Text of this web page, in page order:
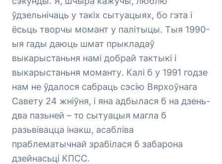
ўдзельнічаць у такіх сытуацыях, бо гэта і
ёсьць творчы момант у палітыцы. Тыя 1990-
ыя гады даюць шмат прыкладаў
выкарыстаньня намі добрай тактыкі і
выкарыстаньня моманту. Калі б у 1991 годзе
нам не ўдалося сабраць сэсію Вярхоўнага
Савету 24 жніўня, і яна адбылася б на дзень-
два пазьней – то сытуацыя магла б
разьвівацца інакш, асабліва
праблематычнай зрабілася б забарона
дзейнасьці КПСС.